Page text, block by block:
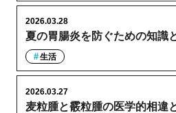
夏の胃腸炎を防ぐための知識
2026.03.28
生活
麦粒腫と霰粒腫の医学的相違
2026.03.27